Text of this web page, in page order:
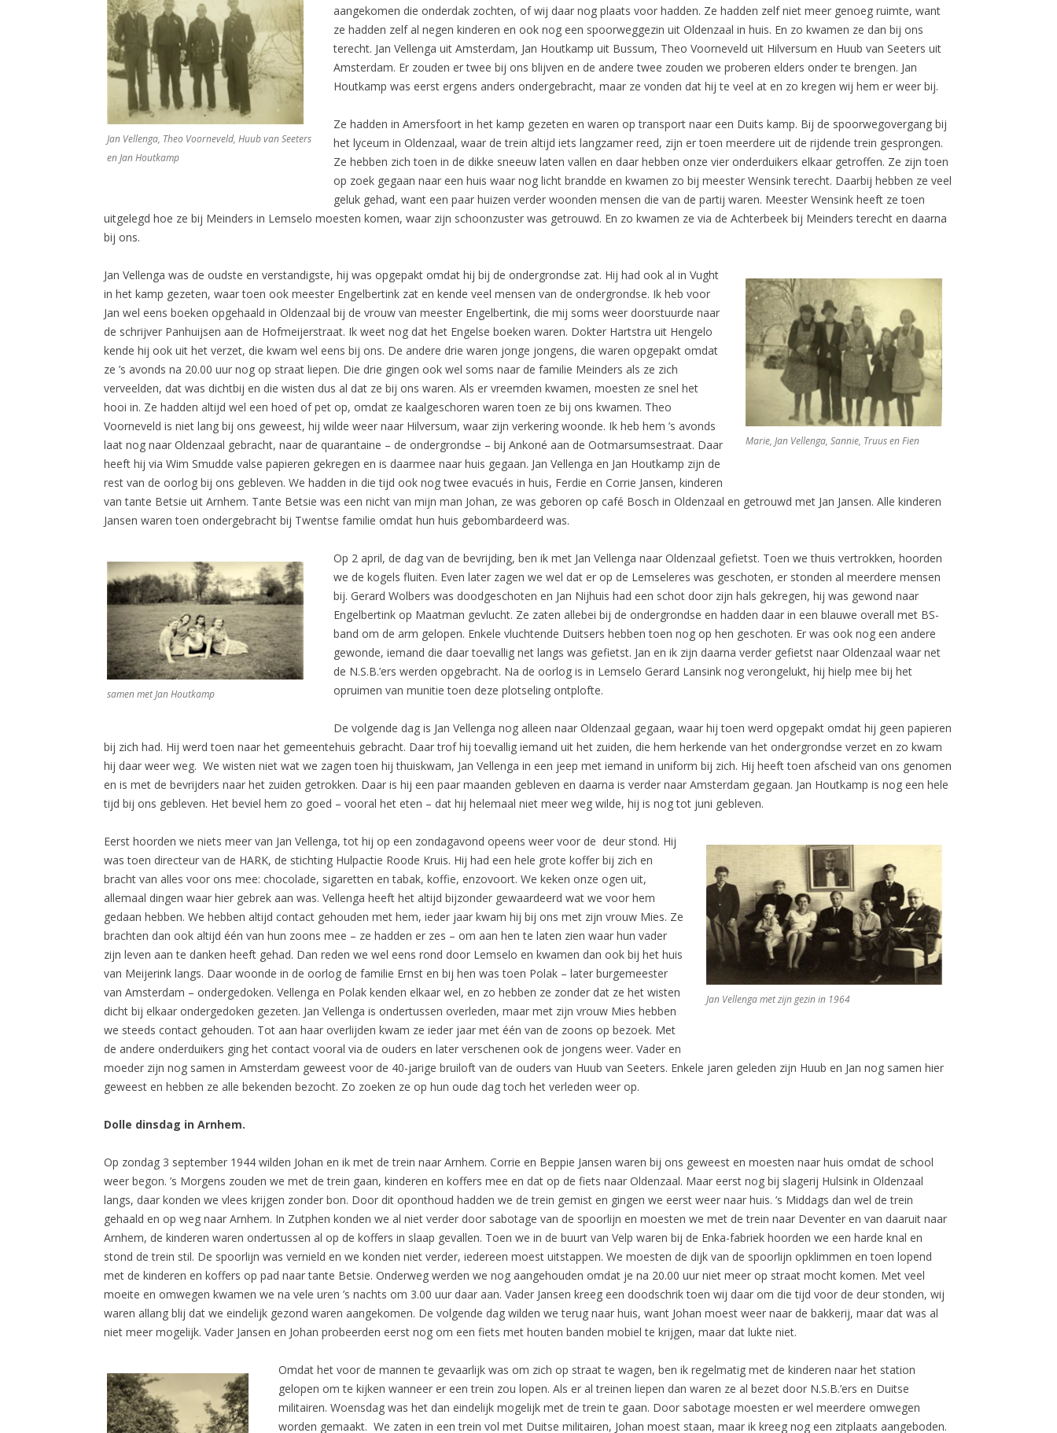
Jan Vellenga, Theo Voorneveld, Huub van Seeters
en Jan Houtkamp
aangekomen die onderdak zochten, of wij daar nog plaats voor hadden. Ze hadden zelf niet meer genoeg ruimte, want
ze hadden zelf al negen kinderen en ook nog een spoorweggezin uit Oldenzaal in huis. En zo kwamen ze dan bij ons
terecht. Jan Vellenga uit Amsterdam, Jan Houtkamp uit Bussum, Theo Voorneveld uit Hilversum en Huub van Seeters uit
Amsterdam. Er zouden er twee bij ons blijven en de andere twee zouden we proberen elders onder te brengen. Jan
Houtkamp was eerst ergens anders ondergebracht, maar ze vonden dat hij te veel at en zo kregen wij hem er weer bij.
Ze hadden in Amersfoort in het kamp gezeten en waren op transport naar een Duits kamp. Bij de spoorwegovergang bij
het lyceum in Oldenzaal, waar de trein altijd iets langzamer reed, zijn er toen meerdere uit de rijdende trein gesprongen.
Ze hebben zich toen in de dikke sneeuw laten vallen en daar hebben onze vier onderduikers elkaar getroffen. Ze zijn toen
op zoek gegaan naar een huis waar nog licht brandde en kwamen zo bij meester Wensink terecht. Daarbij hebben ze veel
geluk gehad, want een paar huizen verder woonden mensen die van de partij waren. Meester Wensink heeft ze toen
uitgelegd hoe ze bij Meinders in Lemselo moesten komen, waar zijn schoonzuster was getrouwd. En zo kwamen ze via de Achterbeek bij Meinders terecht en daarna
bij ons.
Marie, Jan Vellenga, Sannie, Truus en Fien
Jan Vellenga was de oudste en verstandigste, hij was opgepakt omdat hij bij de ondergrondse zat. Hij had ook al in Vught
in het kamp gezeten, waar toen ook meester Engelbertink zat en kende veel mensen van de ondergrondse. Ik heb voor
Jan wel eens boeken opgehaald in Oldenzaal bij de vrouw van meester Engelbertink, die mij soms weer doorstuurde naar
de schrijver Panhuijsen aan de Hofmeijerstraat. Ik weet nog dat het Engelse boeken waren. Dokter Hartstra uit Hengelo
kende hij ook uit het verzet, die kwam wel eens bij ons. De andere drie waren jonge jongens, die waren opgepakt omdat
ze ’s avonds na 20.00 uur nog op straat liepen. Die drie gingen ook wel soms naar de familie Meinders als ze zich
verveelden, dat was dichtbij en die wisten dus al dat ze bij ons waren. Als er vreemden kwamen, moesten ze snel het
hooi in. Ze hadden altijd wel een hoed of pet op, omdat ze kaalgeschoren waren toen ze bij ons kwamen. Theo
Voorneveld is niet lang bij ons geweest, hij wilde weer naar Hilversum, waar zijn verkering woonde. Ik heb hem ’s avonds
laat nog naar Oldenzaal gebracht, naar de quarantaine – de ondergrondse – bij Ankoné aan de Ootmarsumsestraat. Daar
heeft hij via Wim Smudde valse papieren gekregen en is daarmee naar huis gegaan. Jan Vellenga en Jan Houtkamp zijn de
rest van de oorlog bij ons gebleven. We hadden in die tijd ook nog twee evacués in huis, Ferdie en Corrie Jansen, kinderen
van tante Betsie uit Arnhem. Tante Betsie was een nicht van mijn man Johan, ze was geboren op café Bosch in Oldenzaal en getrouwd met Jan Jansen. Alle kinderen
Jansen waren toen ondergebracht bij Twentse familie omdat hun huis gebombardeerd was.
samen met Jan Houtkamp
Op 2 april, de dag van de bevrijding, ben ik met Jan Vellenga naar Oldenzaal gefietst. Toen we thuis vertrokken, hoorden
we de kogels fluiten. Even later zagen we wel dat er op de Lemseleres was geschoten, er stonden al meerdere mensen
bij. Gerard Wolbers was doodgeschoten en Jan Nijhuis had een schot door zijn hals gekregen, hij was gewond naar
Engelbertink op Maatman gevlucht. Ze zaten allebei bij de ondergrondse en hadden daar in een blauwe overall met BS-
band om de arm gelopen. Enkele vluchtende Duitsers hebben toen nog op hen geschoten. Er was ook nog een andere
gewonde, iemand die daar toevallig net langs was gefietst. Jan en ik zijn daarna verder gefietst naar Oldenzaal waar net
de N.S.B.’ers werden opgebracht. Na de oorlog is in Lemselo Gerard Lansink nog verongelukt, hij hielp mee bij het
opruimen van munitie toen deze plotseling ontplofte.
De volgende dag is Jan Vellenga nog alleen naar Oldenzaal gegaan, waar hij toen werd opgepakt omdat hij geen papieren
bij zich had. Hij werd toen naar het gemeentehuis gebracht. Daar trof hij toevallig iemand uit het zuiden, die hem herkende van het ondergrondse verzet en zo kwam
hij daar weer weg. We wisten niet wat we zagen toen hij thuiskwam, Jan Vellenga in een jeep met iemand in uniform bij zich. Hij heeft toen afscheid van ons genomen
en is met de bevrijders naar het zuiden getrokken. Daar is hij een paar maanden gebleven en daarna is verder naar Amsterdam gegaan. Jan Houtkamp is nog een hele
tijd bij ons gebleven. Het beviel hem zo goed – vooral het eten – dat hij helemaal niet meer weg wilde, hij is nog tot juni gebleven.
Jan Vellenga met zijn gezin in 1964
Eerst hoorden we niets meer van Jan Vellenga, tot hij op een zondagavond opeens weer voor de deur stond. Hij
was toen directeur van de HARK, de stichting Hulpactie Roode Kruis. Hij had een hele grote koffer bij zich en
bracht van alles voor ons mee: chocolade, sigaretten en tabak, koffie, enzovoort. We keken onze ogen uit,
allemaal dingen waar hier gebrek aan was. Vellenga heeft het altijd bijzonder gewaardeerd wat we voor hem
gedaan hebben. We hebben altijd contact gehouden met hem, ieder jaar kwam hij bij ons met zijn vrouw Mies. Ze
brachten dan ook altijd één van hun zoons mee – ze hadden er zes – om aan hen te laten zien waar hun vader
zijn leven aan te danken heeft gehad. Dan reden we wel eens rond door Lemselo en kwamen dan ook bij het huis
van Meijerink langs. Daar woonde in de oorlog de familie Ernst en bij hen was toen Polak – later burgemeester
van Amsterdam – ondergedoken. Vellenga en Polak kenden elkaar wel, en zo hebben ze zonder dat ze het wisten
dicht bij elkaar ondergedoken gezeten. Jan Vellenga is ondertussen overleden, maar met zijn vrouw Mies hebben
we steeds contact gehouden. Tot aan haar overlijden kwam ze ieder jaar met één van de zoons op bezoek. Met
de andere onderduikers ging het contact vooral via de ouders en later verschenen ook de jongens weer. Vader en
moeder zijn nog samen in Amsterdam geweest voor de 40-jarige bruiloft van de ouders van Huub van Seeters. Enkele jaren geleden zijn Huub en Jan nog samen hier
geweest en hebben ze alle bekenden bezocht. Zo zoeken ze op hun oude dag toch het verleden weer op.
Dolle dinsdag in Arnhem.
Op zondag 3 september 1944 wilden Johan en ik met de trein naar Arnhem. Corrie en Beppie Jansen waren bij ons geweest en moesten naar huis omdat de school
weer begon. ’s Morgens zouden we met de trein gaan, kinderen en koffers mee en dat op de fiets naar Oldenzaal. Maar eerst nog bij slagerij Hulsink in Oldenzaal
langs, daar konden we vlees krijgen zonder bon. Door dit oponthoud hadden we de trein gemist en gingen we eerst weer naar huis. ’s Middags dan wel de trein
gehaald en op weg naar Arnhem. In Zutphen konden we al niet verder door sabotage van de spoorlijn en moesten we met de trein naar Deventer en van daaruit naar
Arnhem, de kinderen waren ondertussen al op de koffers in slaap gevallen. Toen we in de buurt van Velp waren bij de Enka-fabriek hoorden we een harde knal en
stond de trein stil. De spoorlijn was vernield en we konden niet verder, iedereen moest uitstappen. We moesten de dijk van de spoorlijn opklimmen en toen lopend
met de kinderen en koffers op pad naar tante Betsie. Onderweg werden we nog aangehouden omdat je na 20.00 uur niet meer op straat mocht komen. Met veel
moeite en omwegen kwamen we na vele uren ’s nachts om 3.00 uur daar aan. Vader Jansen kreeg een doodschrik toen wij daar om die tijd voor de deur stonden, wij
waren allang blij dat we eindelijk gezond waren aangekomen. De volgende dag wilden we terug naar huis, want Johan moest weer naar de bakkerij, maar dat was al
niet meer mogelijk. Vader Jansen en Johan probeerden eerst nog om een fiets met houten banden mobiel te krijgen, maar dat lukte niet.
Omdat het voor de mannen te gevaarlijk was om zich op straat te wagen, ben ik regelmatig met de kinderen naar het station
gelopen om te kijken wanneer er een trein zou lopen. Als er al treinen liepen dan waren ze al bezet door N.S.B.’ers en Duitse
militairen. Woensdag was het dan eindelijk mogelijk met de trein te gaan. Door sabotage moesten er wel meerdere omwegen
worden gemaakt. We zaten in een trein vol met Duitse militairen, Johan moest staan, maar ik kreeg nog een zitplaats aangeboden.